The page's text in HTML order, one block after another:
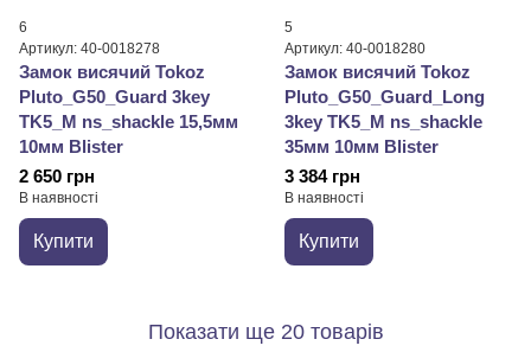
6
Артикул: 40-0018278
Замок висячий Tokoz
Pluto_G50_Guard 3key
TK5_M ns_shackle 15,5мм
10мм Blister
2 650 грн
В наявності
Купити
5
Артикул: 40-0018280
Замок висячий Tokoz
Pluto_G50_Guard_Long
3key TK5_M ns_shackle
35мм 10мм Blister
3 384 грн
В наявності
Купити
Показати ще 20 товарів